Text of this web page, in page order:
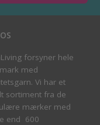
forsyner hele
med
Vi har et
sortiment fra de
mærker med
end 600